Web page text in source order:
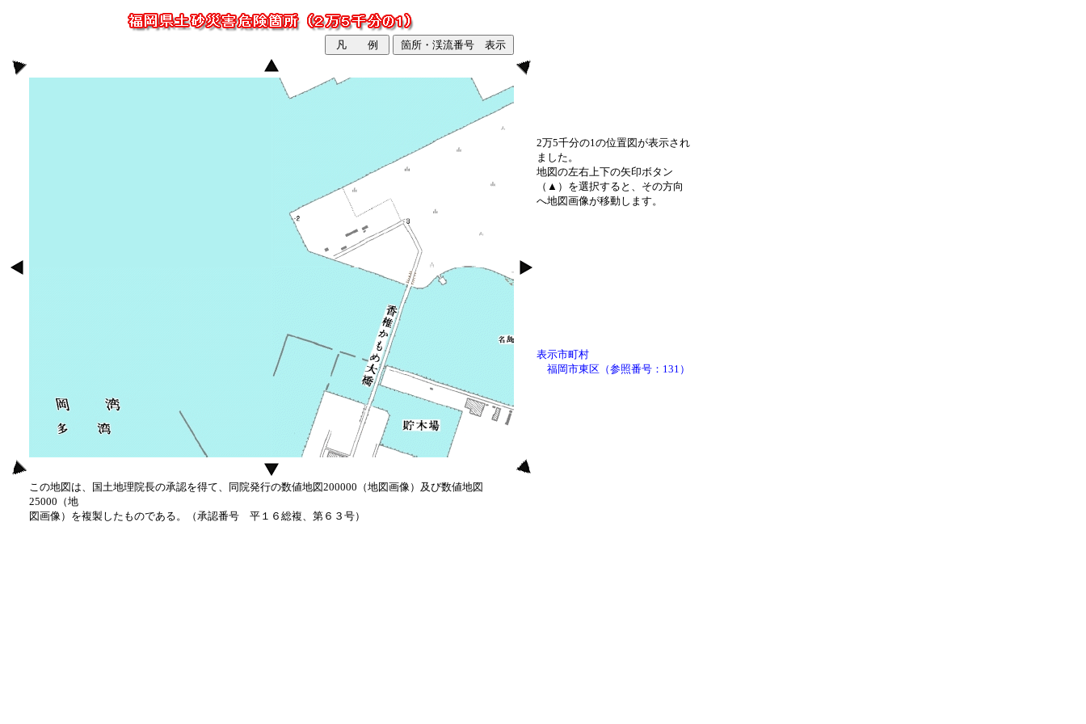
2万5千分の1の位置図が表示され
ました。
地図の左右上下の矢印ボタン
（▲）を選択すると、その方向
へ地図画像が移動します。
表示市町村
福岡市東区（参照番号：131）
この地図は、国土地理院長の承認を得て、同院発行の数値地図200000（地図画像）及び数値地図
25000（地
図画像）を複製したものである。（承認番号 平１６総複、第６３号）